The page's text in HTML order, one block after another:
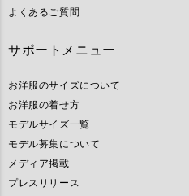
よくあるご質問
サポートメニュー
お洋服のサイズについて
お洋服の着せ方
モデルサイズ一覧
モデル募集について
メディア掲載
プレスリリース